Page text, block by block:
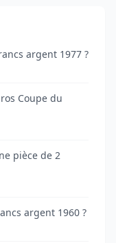
argent 1977 ?
Coupe du
pièce de 2
argent 1960 ?